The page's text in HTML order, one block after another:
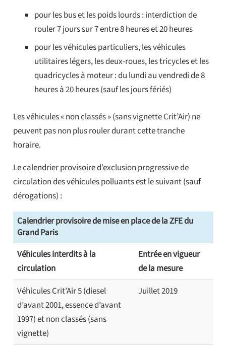
pour les bus et les poids lourds : interdiction de
rouler 7 jours sur 7 entre 8 heures et 20 heures
pour les véhicules particuliers, les véhicules
utilitaires légers, les deux-roues, les tricycles et les
quadricycles à moteur : du lundi au vendredi de 8
heures à 20 heures (sauf les jours fériés)
Les véhicules « non classés » (sans vignette Crit’Air) ne
peuvent pas non plus rouler durant cette tranche
horaire.
Le calendrier provisoire d’exclusion progressive de
circulation des véhicules polluants est le suivant (sauf
dérogations) :
Calendrier provisoire de mise en place de la ZFE du
Grand Paris
Véhicules interdits à la
circulation
Entrée en vigueur
de la mesure
Véhicules Crit’Air 5 (diesel
d’avant 2001, essence d’avant
1997) et non classés (sans
vignette)
Juillet 2019